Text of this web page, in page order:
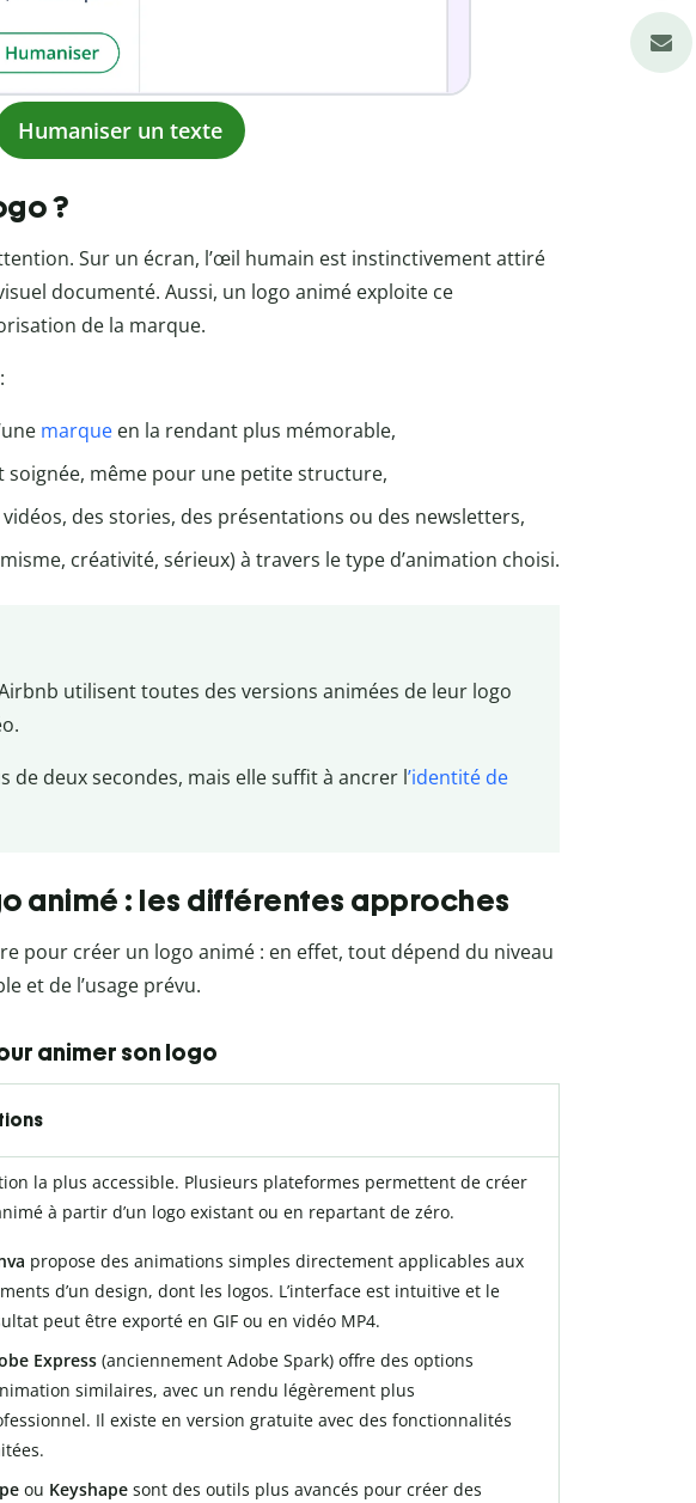
Humaniser un texte
?
Sur un écran, l’œil humain est instinctivement attiré
documenté. Aussi, un logo animé exploite ce
de la marque.
marque en la rendant plus mémorable,
même pour une petite structure,
des stories, des présentations ou des newsletters,
créativité, sérieux) à travers le type d’animation choisi.
utilisent toutes des versions animées de leur logo
de deux secondes, mais elle suffit à ancrer l’identité de
animé : les différentes approches
pour créer un logo animé : en effet, tout dépend du niveau
et de l’usage prévu.
animer son logo
la plus accessible. Plusieurs plateformes permettent de créer
à partir d’un logo existant ou en repartant de zéro.
propose des animations simples directement applicables aux
d’un design, dont les logos. L’interface est intuitive et le
peut être exporté en GIF ou en vidéo MP4.
Express (anciennement Adobe Spark) offre des options
similaires, avec un rendu légèrement plus
Il existe en version gratuite avec des fonctionnalités
ou Keyshape sont des outils plus avancés pour créer des